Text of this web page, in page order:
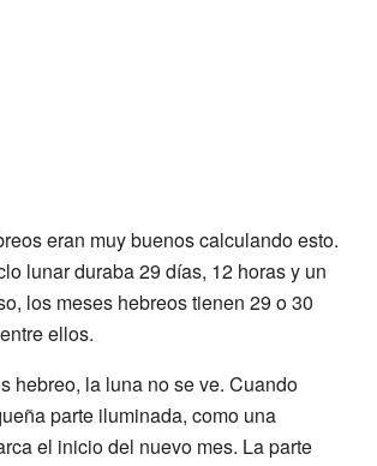
eran muy buenos calculando esto.
lunar duraba 29 días, 12 horas y un
los meses hebreos tienen 29 o 30
ellos.
hebreo, la luna no se ve. Cuando
parte iluminada, como una
el inicio del nuevo mes. La parte